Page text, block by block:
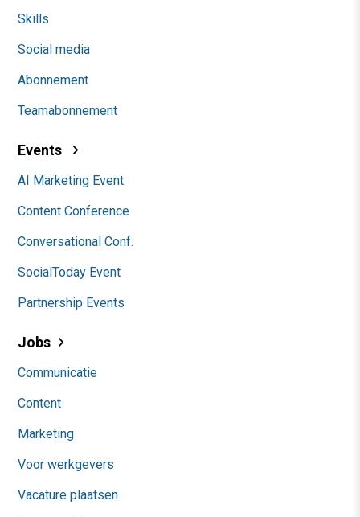
Skills
Social media
Abonnement
Teamabonnement
Events
AI Marketing Event
Content Conference
Conversational Conf.
SocialToday Event
Partnership Events
Jobs
Communicatie
Content
Marketing
Voor werkgevers
Vacature plaatsen